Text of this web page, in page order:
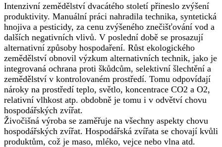
Intenzivní zemědělství dvacátého století přineslo zvýšení
produktivity. Manuální práci nahradila technika, syntetická
hnojiva a pesticidy, za cenu zvýšeného znečišťování vod a
dalších negativních vlivů. V poslední době se prosazují
alternativní způsoby hospodaření. Růst ekologického
zemědělství obnovil výzkum alternativních technik, jako je
integrovaná ochrana proti škůdcům, selektivní šlechtění a
zemědělství v kontrolovaném prostředí. Tomu odpovídají
nároky na prostředí teplo, světlo, koncentrace CO2 a O2,
relativní vlhkost atp. obdobně je tomu i v odvětví chovu
hospodářských zvířat.
Živočišná výroba se zaměřuje na všechny aspekty chovu
hospodářských zvířat. Hospodářská zvířata se chovají kvůli
produktům, což je maso, mléko, vejce nebo vlna atd.